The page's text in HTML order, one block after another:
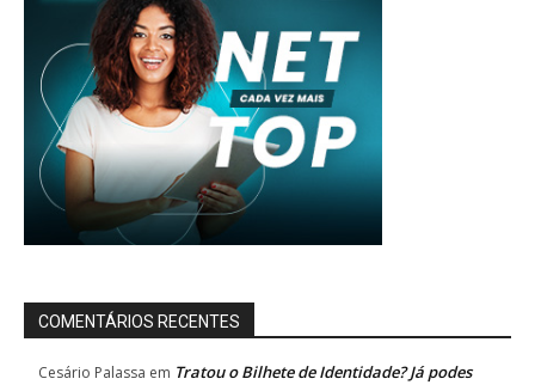
COMENTÁRIOS RECENTES
Cesário Palassa em Tratou o Bilhete de Identidade? Já podes